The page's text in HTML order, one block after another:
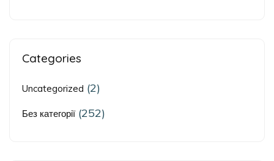
Categories
Uncategorized (2)
Без категорії (252)